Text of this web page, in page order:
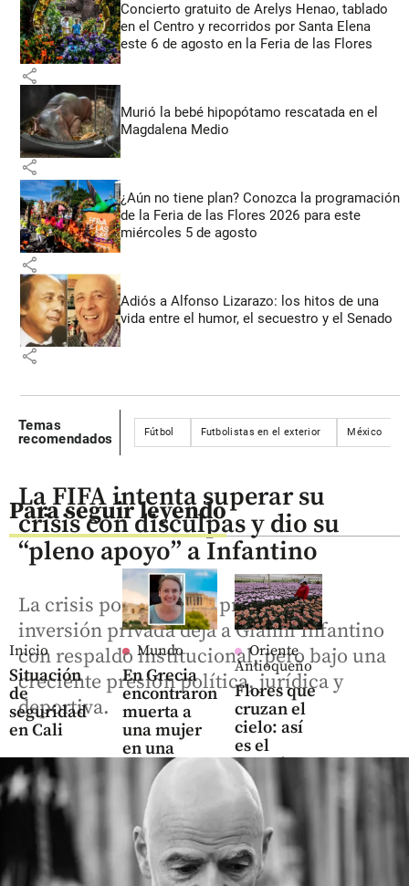
Concierto gratuito de Arelys Henao, tablado
en el Centro y recorridos por Santa Elena
este 6 de agosto en la Feria de las Flores
share
Murió la bebé hipopótamo rescatada en el
Magdalena Medio
share
¿Aún no tiene plan? Conozca la programación
de la Feria de las Flores 2026 para este
miércoles 5 de agosto
share
Adiós a Alfonso Lizarazo: los hitos de una
vida entre el humor, el secuestro y el Senado
share
Temas
recomendados
Fútbol Futbolistas en el exterior México
Para seguir leyendo
Inicio
Situación
de
seguridad
en Cali
share
Mundo
En Grecia
encontraron
muerta a
una mujer
en una
maleta: hay
capturado
share
Oriente
Antioqueño
Flores que
cruzan el
cielo: así
es el
negocio
que mueve
US$ 380
millones
en el
Oriente
antioqueño
La FIFA intenta superar su
crisis con disculpas y dio su
“pleno apoyo” a Infantino
La crisis por el fallido proyecto de
inversión privada deja a Gianni Infantino
con respaldo institucional, pero bajo una
creciente presión política, jurídica y
deportiva.